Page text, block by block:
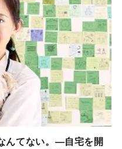
んてない。―自宅を開